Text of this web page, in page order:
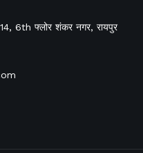
6th फ्लोर शंकर नगर, रायपुर